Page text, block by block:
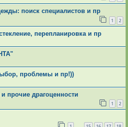
поиск специалистов и пр
1 2
перепланировка и пр
проблемы и пр!))
прочие драгоценности
1 2